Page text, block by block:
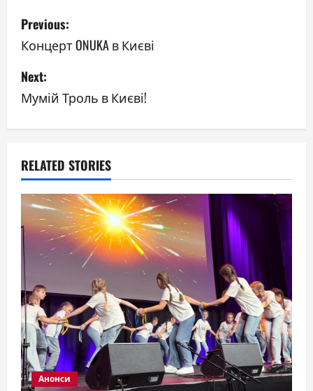
P
o
s
t
n
a
v
i
g
a
t
i
o
Previous:
Концерт ONUKA в Києві
Next:
Мумій Троль в Києві!
RELATED STORIES
Анонси